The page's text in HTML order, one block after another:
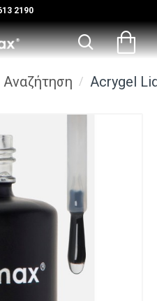
2190
Αναζήτηση Acrygel